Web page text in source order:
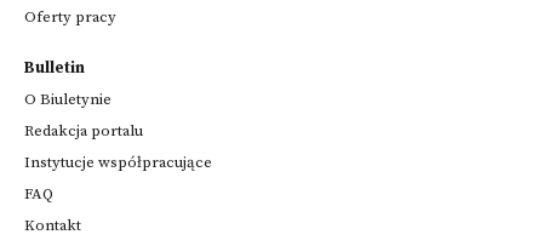
Oferty pracy
Bulletin
O Biuletynie
Redakcja portalu
Instytucje współpracujące
FAQ
Kontakt